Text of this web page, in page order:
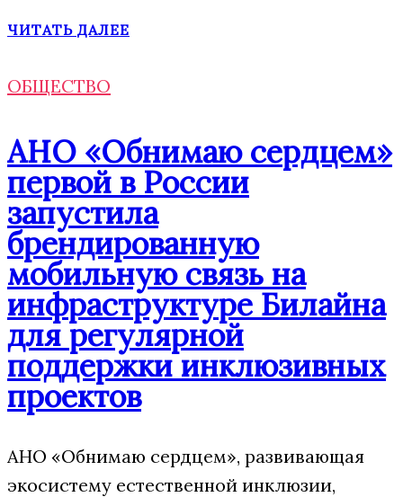
ЧИТАТЬ ДАЛЕЕ
ОБЩЕСТВО
АНО «Обнимаю сердцем»
первой в России
запустила
брендированную
мобильную связь на
инфраструктуре Билайна
для регулярной
поддержки инклюзивных
проектов
АНО «Обнимаю сердцем», развивающая
экосистему естественной инклюзии,